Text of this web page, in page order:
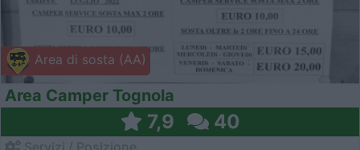
Area di sosta (AA)
Area Camper Tognola
7,9 40